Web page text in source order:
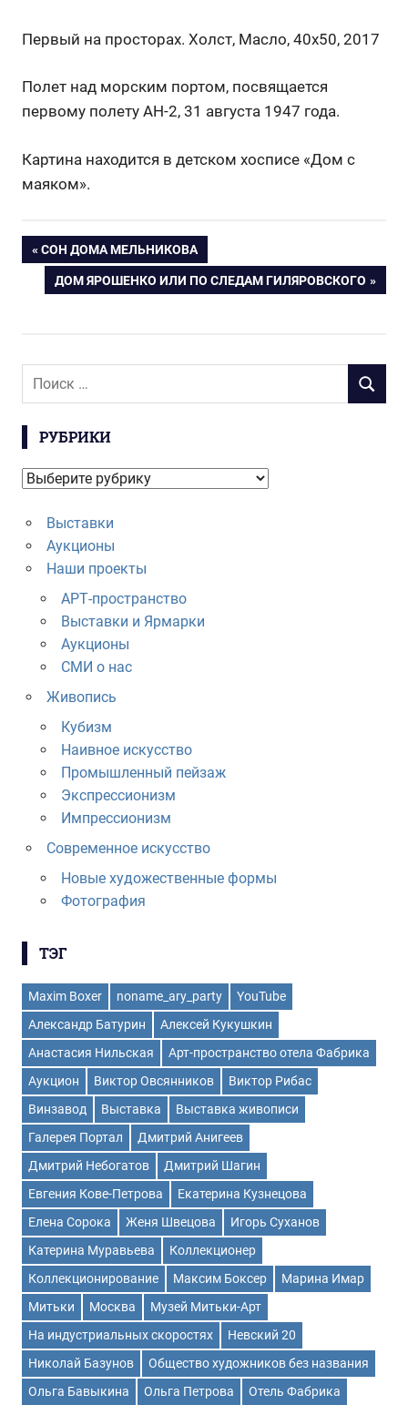
Первый на просторах. Холст, Масло, 40х50, 2017
Полет над морским портом, посвящается
первому полету АН-2, 31 августа 1947 года.
Картина находится в детском хосписе «Дом с
маяком».
Навигация
по
ПРЕДЫДУЩАЯ
ЗАПИСЬ:
СОН ДОМА МЕЛЬНИКОВА
СЛЕДУЮЩАЯ
ДОМ ЯРОШЕНКО ИЛИ ПО СЛЕДАМ ГИЛЯРОВСКОГО
Поиск
ПОИСК
РУБРИКИ
Рубрики
Выставки
Аукционы
Наши проекты
АРТ-пространство
Выставки и Ярмарки
Аукционы
СМИ о нас
Живопись
Кубизм
Наивное искусство
Промышленный пейзаж
Экспрессионизм
Импрессионизм
Современное искусство
Новые художественные формы
Фотография
ТЭГ
Maxim Boxer noname_ary_party
YouTube
Александр Батурин
Алексей Кукушкин
Анастасия Нильская
Арт-пространство отела Фабрика
Аукцион
Виктор Овсянников
Виктор Рибас
Винзавод
Выставка
Выставка живописи
Галерея Портал
Дмитрий Анигеев
Дмитрий Небогатов
Дмитрий Шагин
Евгения Кове-Петрова
Екатерина Кузнецова
Елена Сорока
Женя Швецова
Игорь Суханов
Катерина Муравьева
Коллекционер
Коллекционирование
Максим Боксер
Марина Имар
Митьки
Москва
Музей Митьки-Арт
На индустриальных скоростях
Невский 20
Николай Базунов
Общество художников без названия
Ольга Бавыкина
Ольга Петрова Отель Фабрика